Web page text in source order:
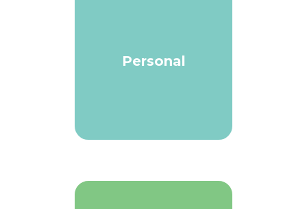
Personal